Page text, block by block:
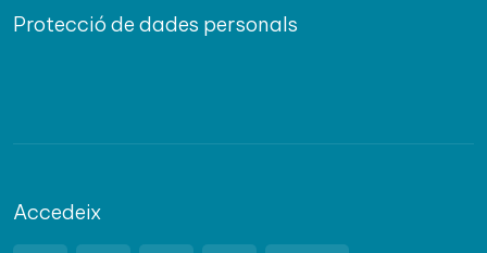
Protecció de dades personals
Accedeix